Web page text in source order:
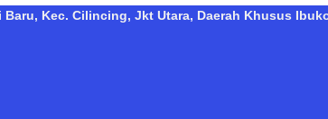
Baru, Kec. Cilincing, Jkt Utara, Daerah Khusus